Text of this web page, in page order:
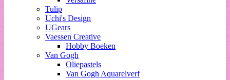
Tulip
Uchi's Design
UGears
Vaessen Creative
Hobby Boeken
Van Gogh
Oliepastels
Van Gogh Aquarelverf